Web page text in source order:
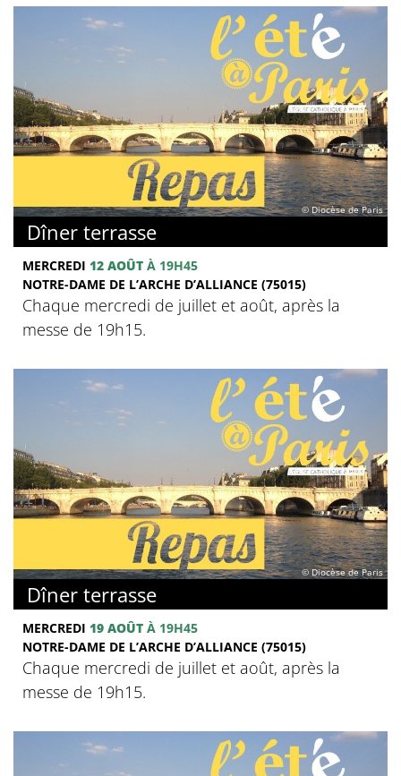
© Diocèse de Paris
Dîner terrasse
MERCREDI 12 AOÛT À 19H45
NOTRE-DAME DE L’ARCHE D’ALLIANCE (75015)
Chaque mercredi de juillet et août, après la
messe de 19h15.
© Diocèse de Paris
Dîner terrasse
MERCREDI 19 AOÛT À 19H45
NOTRE-DAME DE L’ARCHE D’ALLIANCE (75015)
Chaque mercredi de juillet et août, après la
messe de 19h15.